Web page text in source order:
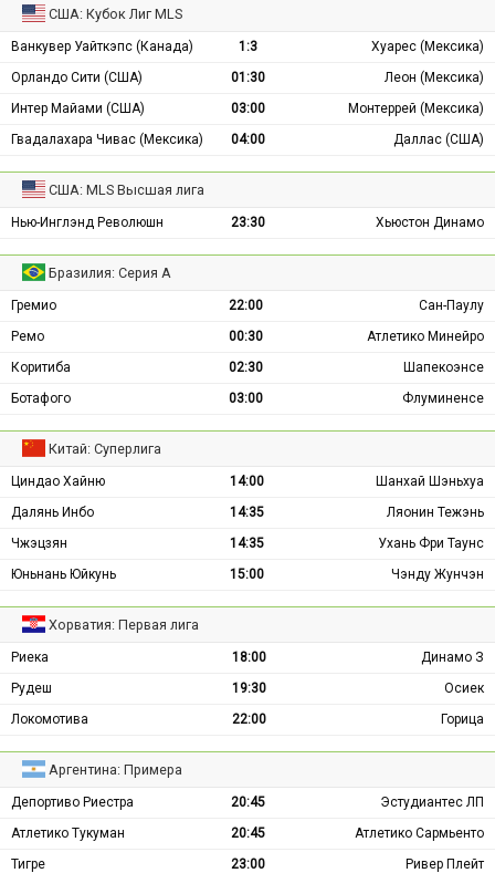
США: Кубок Лиг MLS
Ванкувер Уайткэпс (Канада) 1:3
Хуарес (Мексика)
Орландо Сити (США)
01:30
Леон (Мексика)
Интер Майами (США)
03:00
Монтеррей (Мексика)
Гвадалахара Чивас (Мексика)
04:00 Даллас (США)
США: MLS Высшая лига
Нью-Инглэнд Революшн 23:30 Хьюстон Динамо
Бразилия: Серия А
Гремио 22:00
Сан-Паулу
Ремо
00:30
Атлетико Минейро
Коритиба
02:30
Шапекоэнсе
Ботафого
03:00 Флуминенсе
Китай: Суперлига
Циндао Хайню 14:00
Шанхай Шэньхуа
Далянь Инбо
14:35
Ляонин Тежэнь
Чжэцзян
14:35
Ухань Фри Таунс
Юньнань Юйкунь
15:00 Чэнду Жунчэн
Хорватия: Первая лига
Риека 18:00
Динамо З
Рудеш
19:30
Осиек
Локомотива
22:00 Горица
Аргентина: Примера
Депортиво Риестра 20:45
Эстудиантес ЛП
Атлетико Тукуман
20:45
Атлетико Сармьенто
Тигре
23:00
Ривер Плейт